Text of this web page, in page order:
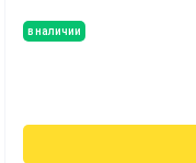
в наличии